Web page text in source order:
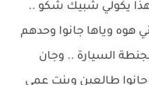
وهذا يكولي شبيك شكو ..
هوه وياها جانوا وحدهم
السيارة .. وجان
طالعين وبنت عمي